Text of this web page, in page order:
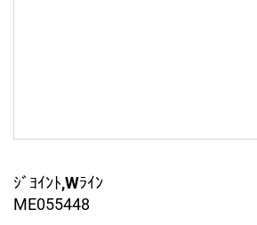
ｼﾞﾖｲﾝﾄ,Wﾗｲﾝ
ME055448